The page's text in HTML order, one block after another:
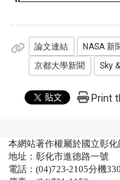
論文連結 NASA 新
京都大學新聞
Sky
Print
本網站著作權屬於國立彰
地址：彰化市進德路一號
電話：(04)723-2105分機